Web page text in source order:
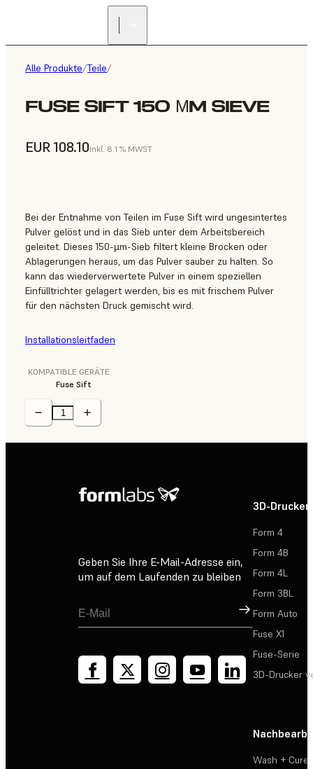
Alle Produkte/Teile/
FUSE SIFT 150 ΜM SIEVE
EUR 108.10inkl. 8.1 % MWST
Bei der Entnahme von Teilen im Fuse Sift wird ungesintertes
Pulver gelöst und in das Sieb unter dem Arbeitsbereich
geleitet. Dieses 150-µm-Sieb filtert kleine Brocken oder
Ablagerungen heraus, um das Pulver sauber zu halten. So
kann das wiederverwertete Pulver in einem speziellen
Einfülltrichter gelagert werden, bis es mit frischem Pulver
für den nächsten Druck gemischt wird.
Installationsleitfaden
KOMPATIBLE GERÄTE
Fuse Sift
Geben Sie Ihre E-Mail-Adresse ein,
um auf dem Laufenden zu bleiben
Registrieren
3D-Drucker
Form 4
Form 4B
Form 4L
Form 3BL
Form Auto
Fuse X1
Fuse-Serie
3D-Drucker
Wash + Cure